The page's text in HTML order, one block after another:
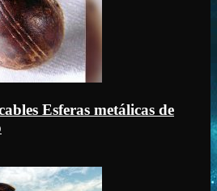
Esferas metálicas de